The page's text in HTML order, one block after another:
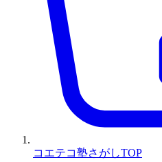
コエテコ塾さがしTOP